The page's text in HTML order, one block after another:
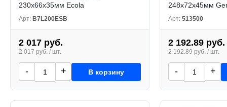
230x66x35мм Ecola
Арт: B7L200ESB
2 017 руб.
2 017 руб. / шт.
- + В корзину
248x72x45мм
Арт: 513500
2 192.89 руб.
2 192.89 руб. / шт.
- +